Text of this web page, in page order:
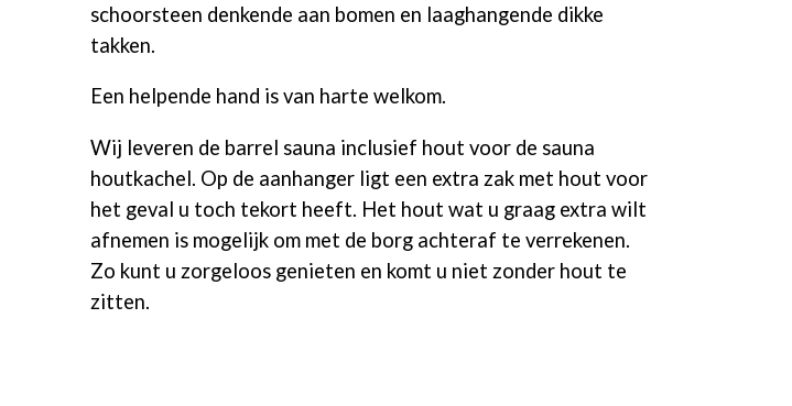
schoorsteen denkende aan bomen en laaghangende dikke
takken.
Een helpende hand is van harte welkom.
Wij leveren de barrel sauna inclusief hout voor de sauna
houtkachel. Op de aanhanger ligt een extra zak met hout voor
het geval u toch tekort heeft. Het hout wat u graag extra wilt
afnemen is mogelijk om met de borg achteraf te verrekenen.
Zo kunt u zorgeloos genieten en komt u niet zonder hout te
zitten.